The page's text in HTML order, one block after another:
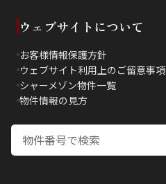
ウェブサイトについて
お客様情報保護方針
ウェブサイト利用上のご留意事項
シャーメゾン物件一覧
物件情報の見方